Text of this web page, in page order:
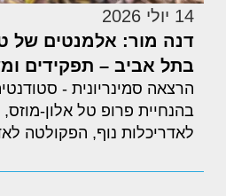
14 יולי 2026
דנה מור: אלמנטים של
בתל אביב – תפקידים
הרצאה סמינריונית -
בהנחיית פרופ טל אלון-
לאדריכלות נוף, הפקולטה